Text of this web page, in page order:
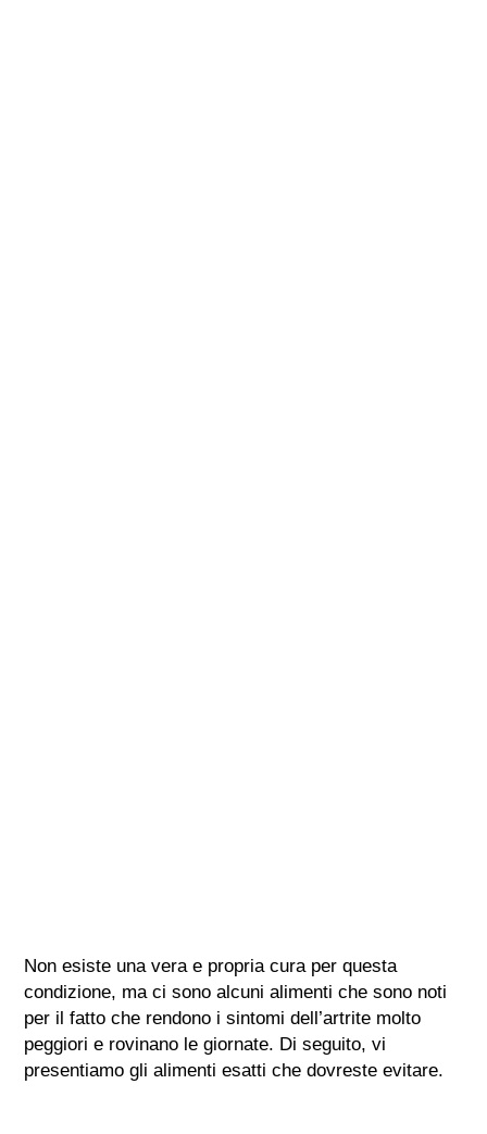
Non esiste una vera e propria cura per questa
condizione, ma ci sono alcuni alimenti che sono noti
per il fatto che rendono i sintomi dell’artrite molto
peggiori e rovinano le giornate. Di seguito, vi
presentiamo gli alimenti esatti che dovreste evitare.